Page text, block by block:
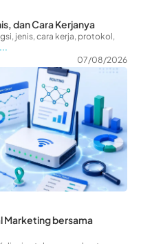
dan Cara Kerjanya
jenis, cara kerja, protokol,
07/08/2026
Marketing bersama